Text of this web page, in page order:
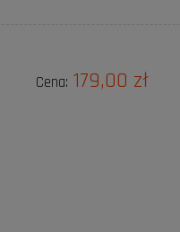
Cena: 179,00 zł